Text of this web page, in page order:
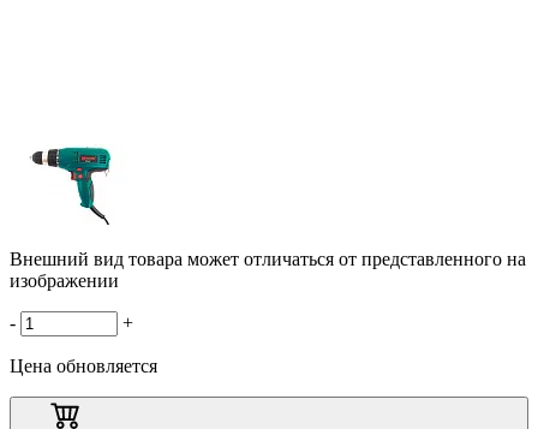
Внешний вид товара может отличаться от представленного на
изображении
- +
Цена обновляется